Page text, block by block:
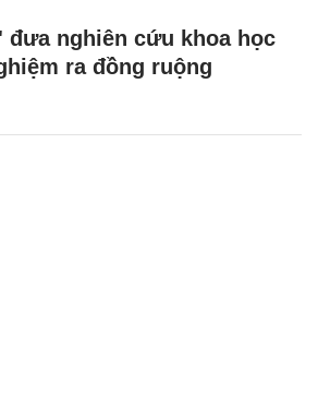
đưa nghiên cứu khoa học
ra đồng ruộng